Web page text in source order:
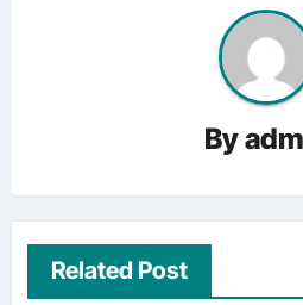
By
Related Post